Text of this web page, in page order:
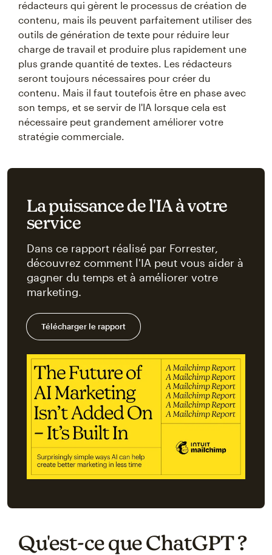
rédacteurs qui gèrent le processus de création de
contenu, mais ils peuvent parfaitement utiliser des
outils de génération de texte pour réduire leur
charge de travail et produire plus rapidement une
plus grande quantité de textes. Les rédacteurs
seront toujours nécessaires pour créer du
contenu. Mais il faut toutefois être en phase avec
son temps, et se servir de l'IA lorsque cela est
nécessaire peut grandement améliorer votre
stratégie commerciale.
La puissance de l'IA à votre
service
Dans ce rapport réalisé par Forrester,
découvrez comment l'IA peut vous aider à
gagner du temps et à améliorer votre
marketing.
Télécharger le rapport
Qu'est-ce que ChatGPT ?